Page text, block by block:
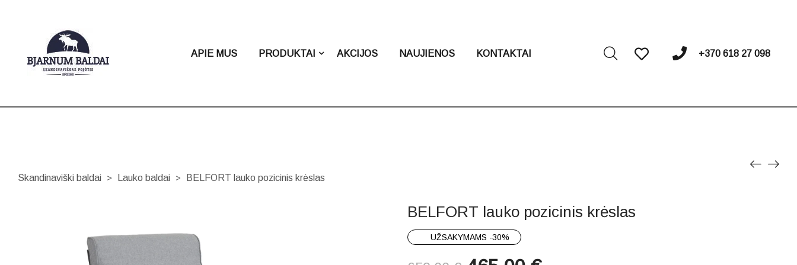
APIE MUS PRODUKTAI AKCIJOS NAUJIENOS KONTAKTAI +370 618 27 098
Skandinaviški baldai > Lauko baldai > BELFORT lauko pozicinis krėslas
BELFORT lauko pozicinis krėslas
UŽSAKYMAMS -30%